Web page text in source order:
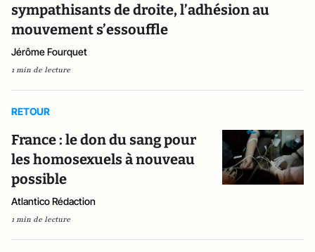
sympathisants de droite, l’adhésion au
mouvement s’essouffle
Jérôme Fourquet
1 min de lecture
RETOUR
France : le don du sang pour
les homosexuels à nouveau
possible
Atlantico Rédaction
1 min de lecture